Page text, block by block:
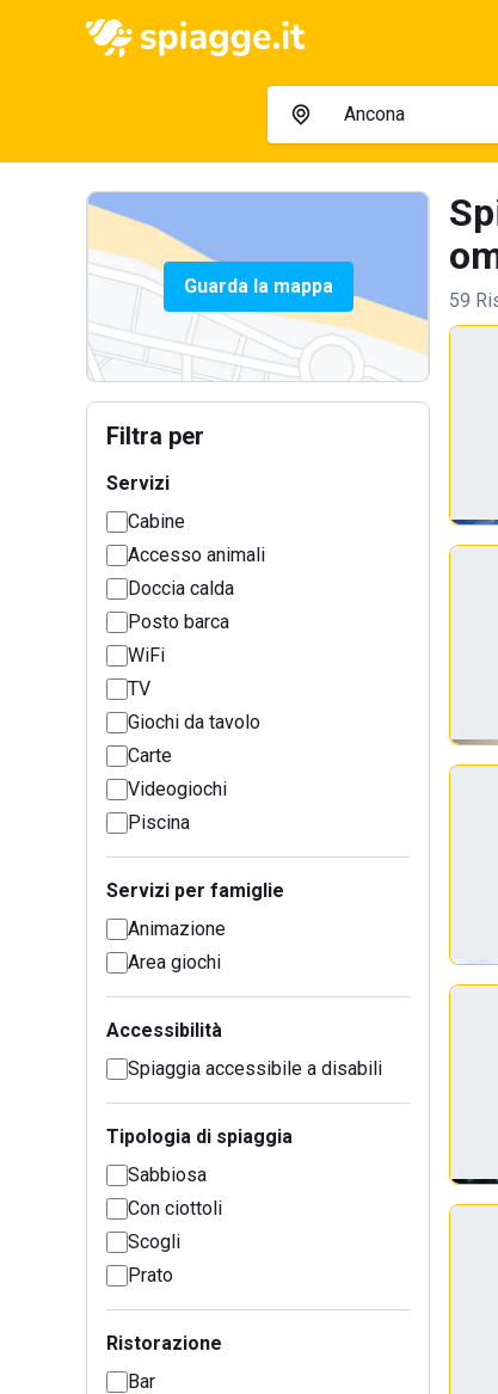
Guarda la mappa
Filtra per
Servizi
Cabine
Accesso animali
Doccia calda
Posto barca
WiFi
TV
Giochi da tavolo
Carte
Videogiochi
Piscina
Servizi per famiglie
Animazione
Area giochi
Accessibilità
Spiaggia accessibile a disabili
Tipologia di spiaggia
Sabbiosa
Con ciottoli
Scogli
Prato
Ristorazione
Bar
59